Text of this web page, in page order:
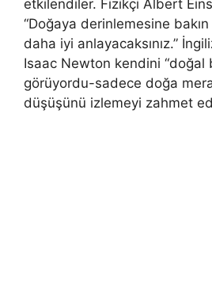
etkilendiler. Fizikçi Albert
“Doğaya derinlemesine
daha iyi anlayacaksınız.”
Isaac Newton kendini “doğal
görüyordu-sadece doğa
düşüşünü izlemeyi zahmet